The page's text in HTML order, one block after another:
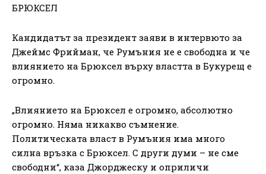
БРЮКСЕЛ
Кандидатът за президент заяви в интервюто за
Джеймс Фрийман, че Румъния не е свободна и че
влиянието на Брюксел върху властта в Букурещ е
огромно.
„Влиянието на Брюксел е огромно, абсолютно
огромно. Няма никакво съмнение.
Политическата власт в Румъния има много
силна връзка с Брюксел. С други думи – не сме
свободни“, каза Джорджеску и оприличи